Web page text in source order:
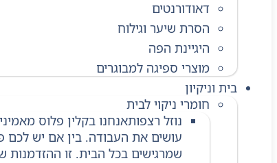
דאודורנטים
הסרת שיער וגילוח
היגיינת הפה
מוצרי ספיגה למבוגרים
בית וניקיון
חומרי ניקוי לבית
נוזל רצפותאנחנו בקלין פלוס
עושים את העבודה. בין אם יש לכם
שמרגישים בכל הבית. זו